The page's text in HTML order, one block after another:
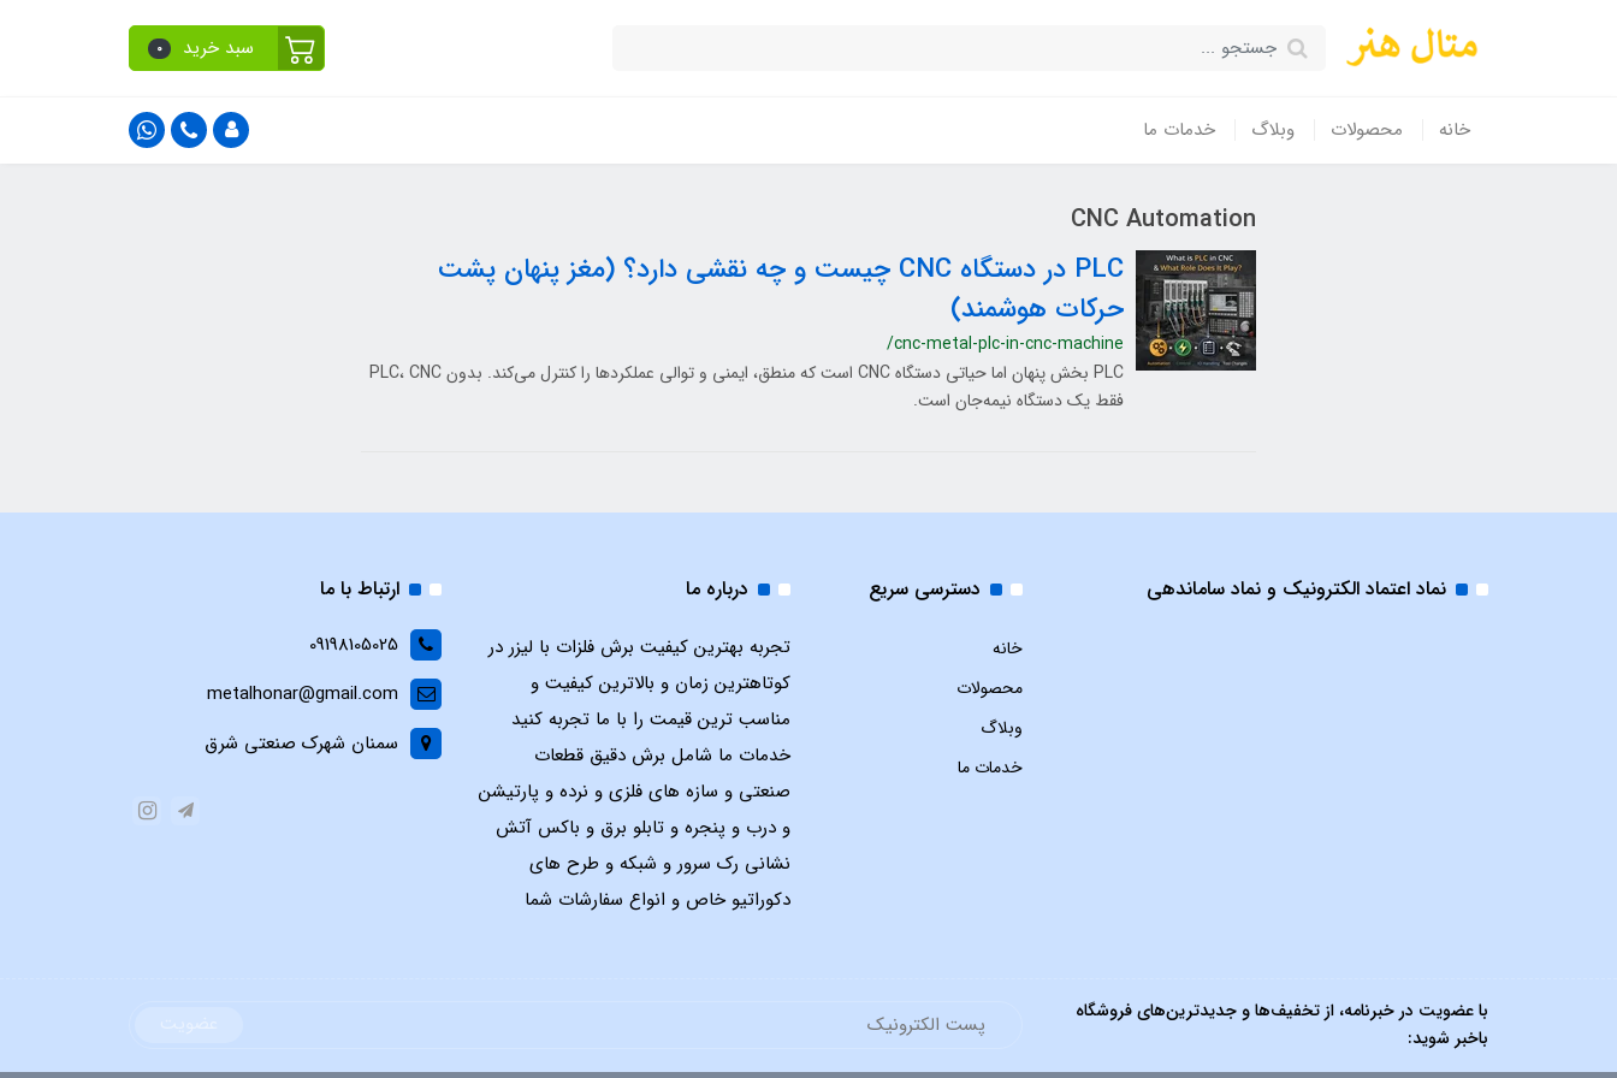
سبد خرید 0
خانه محصولات وبلاگ خدمات ما
CNC Automation
PLC در دستگاه CNC چیست و چه نقشی دارد؟ (مغز پنهان پشت
حرکات هوشمند)
/cnc-metal-plc-in-cnc-machine
PLC بخش پنهان اما حیاتی دستگاه CNC است که منطق، ایمنی و توالی عملکردها را کنترل می‌کند. بدون PLC، CNC
فقط یک دستگاه نیمه‌جان است.
نماد اعتماد الکترونیک و نماد ساماندهی دسترسی سریع
خانه
محصولات
وبلاگ
خدمات ما
درباره ما
تجربه بهترین کیفیت برش فلزات با لیزر در
کوتاهترین زمان و بالاترین کیفیت و
مناسب ترین قیمت را با ما تجربه کنید
خدمات ما شامل برش دقیق قطعات
صنعتی و سازه های فلزی و نرده و پارتیشن
و درب و پنجره و تابلو برق و باکس آتش
نشانی رک سرور و شبکه و طرح های
دکوراتیو خاص و انواع سفارشات شما
ارتباط با ما
09198105025
metalhonar@gmail.com
سمنان شهرک صنعتی شرق
با عضویت در خبرنامه، از تخفیف‌ها و جدیدترین‌های فروشگاه
باخبر شوید: